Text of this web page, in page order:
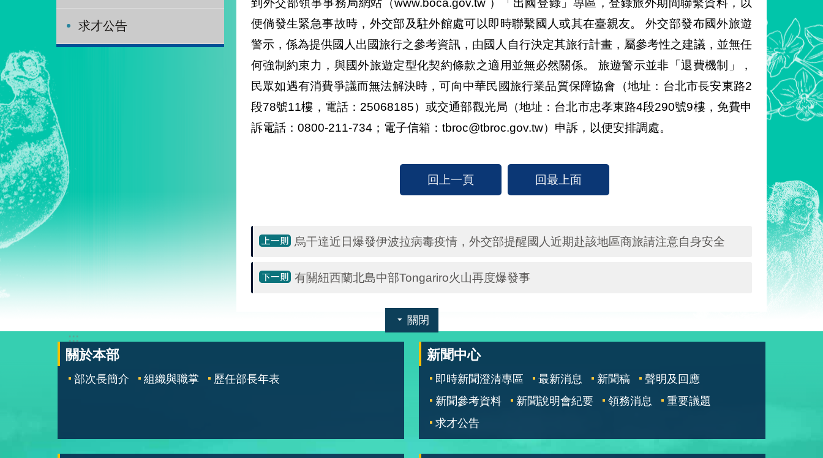
求才公告
便倘發生緊急事故時，外交部及駐外館處可以即時聯繫國人或其在臺親友。 外交部發布國外旅遊
警示，係為提供國人出國旅行之參考資訊，由國人自行決定其旅行計畫，屬參考性之建議，並無任
何強制約束力，與國外旅遊定型化契約條款之適用並無必然關係。 旅遊警示並非「退費機制」，
民眾如遇有消費爭議而無法解決時，可向中華民國旅行業品質保障協會（地址：台北市長安東路2
段78號11樓，電話：25068185）或交通部觀光局（地址：台北市忠孝東路4段290號9樓，免費申
訴電話：0800-211-734；電子信箱：tbroc@tbroc.gov.tw）申訴，以便安排調處。
回上一頁 回最上面
烏干達近日爆發伊波拉病毒疫情，外交部提醒國人近期赴該地區商旅請注意自身安全
有關紐西蘭北島中部Tongariro火山再度爆發事
關閉
:::
關於本部
部次長簡介 組織與職掌 歷任部長年表
新聞中心
即時新聞澄清專區 最新消息 新聞稿
聲明及回應
新聞參考資料
新聞說明會紀要 領務消息
重要議題
求才公告